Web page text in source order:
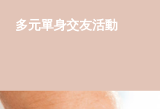
多元單身交友活動